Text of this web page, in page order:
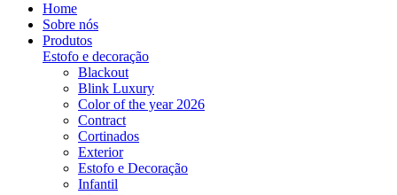
Home
Sobre nós
Produtos
Estofo e decoração
Blackout
Blink Luxury
Color of the year 2026
Contract
Cortinados
Exterior
Estofo e Decoração
Infantil